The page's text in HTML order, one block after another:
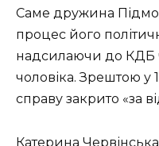
Саме дружина
процес його
надсилаючи до КДБ
чоловіка. Зрештою у
справу закрито «за
Катерина